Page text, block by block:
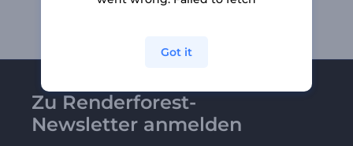
Zu Renderforest-
Newsletter anmelden
Got it